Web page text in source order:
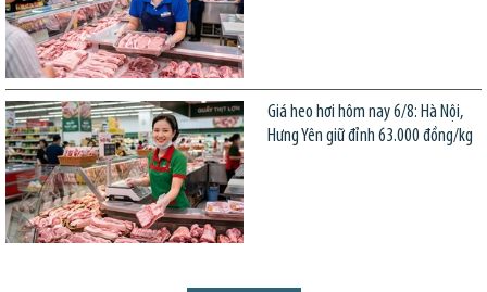
Giá heo hơi hôm nay 6/8: Hà Nội,
Hưng Yên giữ đỉnh 63.000 đồng/kg